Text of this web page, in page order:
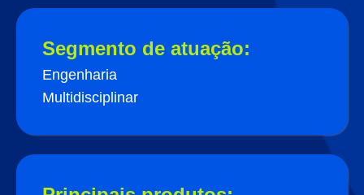
Segmento de atuação:
Engenharia
Multidisciplinar